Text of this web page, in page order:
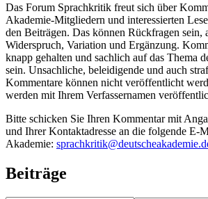
Das Forum Sprachkritik freut sich über
Akademie-Mitgliedern und interessierten
den Beiträgen. Das können Rückfragen sein,
Widerspruch, Variation und Ergänzung.
knapp gehalten und sachlich auf das Thema
sein. Unsachliche, beleidigende und auch
Kommentare können nicht veröffentlicht
werden mit Ihrem Verfassernamen
Bitte schicken Sie Ihren Kommentar mit
und Ihrer Kontaktadresse an die folgende E-
Akademie:
Beiträge